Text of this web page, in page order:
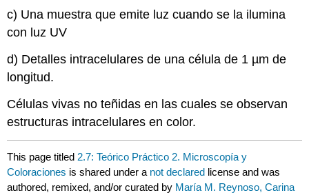
c) Una muestra que emite luz cuando se la ilumina
con luz UV
d) Detalles intracelulares de una célula de 1 µm de
longitud.
Células vivas no teñidas en las cuales se observan
estructuras intracelulares en color.
This page titled 2.7: Teórico Práctico 2. Microscopía y
Coloraciones is shared under a not declared license and was
authored, remixed, and/or curated by María M. Reynoso, Carina